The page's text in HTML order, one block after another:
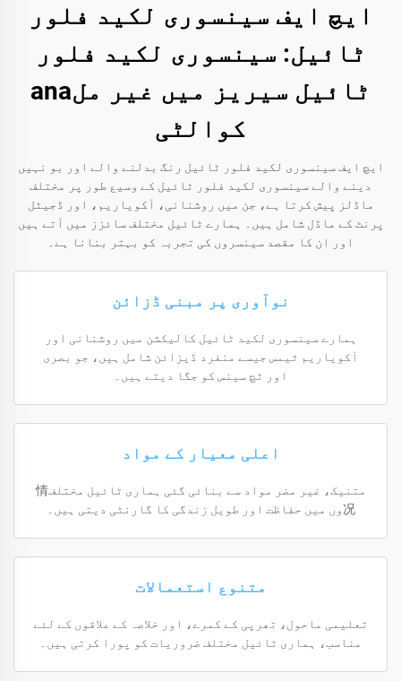
ایچ ایف سینسوری لکید فلور
ٹائیل: سینسوری لکید فلور
ٹائیل سیریز میں غیر ملana
کوالٹی
ایچ ایف سینسوری لکید فلور ٹائیل رنگ بدلنے والے اور بو نہیں
دینے والے سینسوری لکید فلور ٹائیل کے وسیع طور پر مختلف
ماڈلز پیش کرتا ہے، جن میں روشنانی، آکویاریم، اور ڈجیٹل
پرنٹ کے ماڈل شامل ہیں۔ ہمارے ٹائیل مختلف سائزز میں آتے ہیں
اور ان کا مقصد سینسروں کی تجربہ کو بہتر بنانا ہے۔
نوآوری پر مبنی ڈزائن
ہمارے سینسوری لکید ٹائیل کالیکشن میں روشنانی اور
آکویاریم ثیمس جیسے منفرد ڈیزائن شامل ہیں، جو بصری
اور ٹچ سینس کو جگا دیتے ہیں۔
اعلی معیار کے مواد
متنیک، غیر مضر مواد سے بنائی گئی ہماری ٹائیل مختلف情
况وں میں حفاظت اور طویل زندگی کا گارنٹی دیتی ہیں۔
متنوع استعمالات
تعلیمی ماحول، تھرپی کے کمرے، اور خلاصہ کے علاقوں کے لئے
مناسب، ہماری ٹائیل مختلف ضروریات کو پورا کرتی ہیں۔